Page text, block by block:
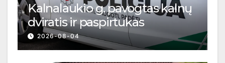
Kalnalaukio g. pavogtas kalnų
dviratis ir paspirtukas
2026-08-04